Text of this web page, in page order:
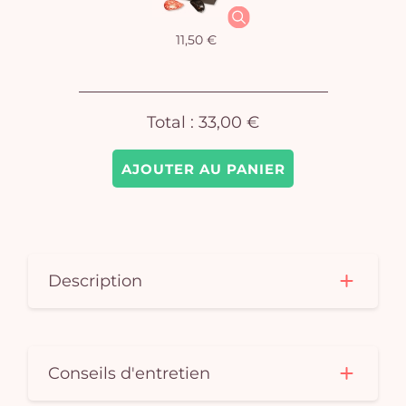
AJOUTER AU PANIER
11,50 €
Total : 33,00 €
Description
Conseils d'entretien